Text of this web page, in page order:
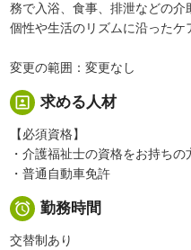
務で入浴、食事、排泄などの
個性や生活のリズムに沿ったケ
変更の範囲：変更なし
portrait 求める人材
【必須資格】
・介護福祉士の資格をお持ちの
・普通自動車免許
 勤務時間
交替制あり